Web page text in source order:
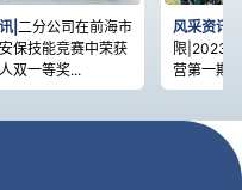
| 二分公司在前海市
保技能竞赛中荣获
双一等奖...
风采资讯|
限|2023
营第一期